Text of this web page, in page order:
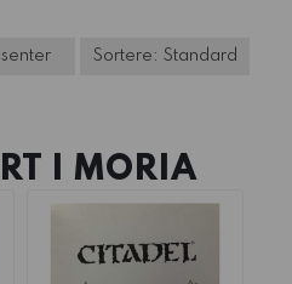
I MORIA